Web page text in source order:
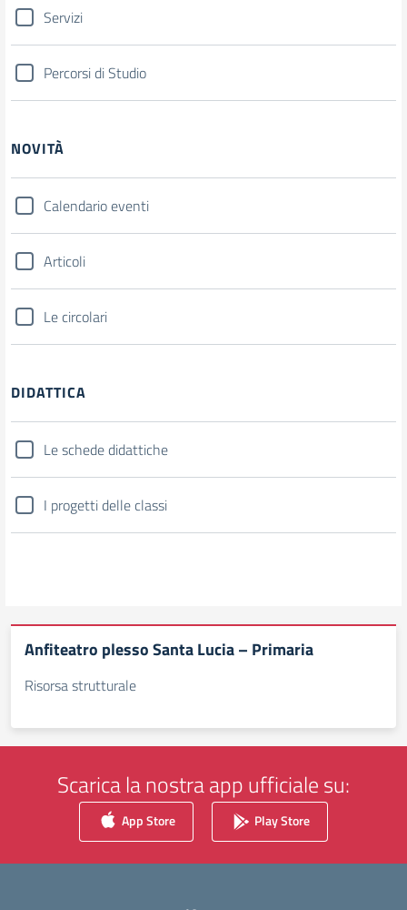
Servizi
Percorsi di Studio
NOVITÀ
Calendario eventi
Articoli
Le circolari
DIDATTICA
Le schede didattiche
I progetti delle classi
Anfiteatro plesso Santa Lucia – Primaria
Risorsa strutturale
Scarica la nostra app ufficiale su:
App Store Play Store